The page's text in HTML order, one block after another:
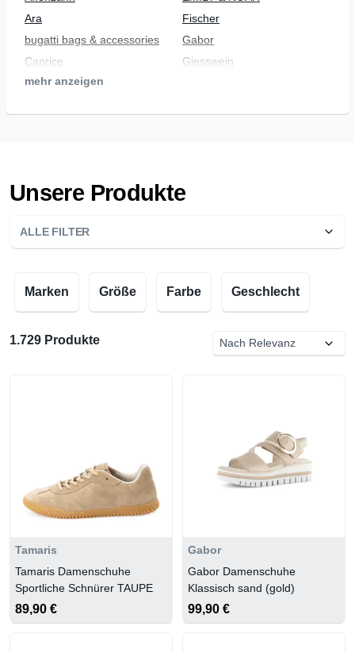
Ara
bugatti bags & accessories
Caprice
Däumling
Fischer
Gabor
Giesswein
Lowa
Mephisto
Ricosta
Semler
Skechers
VADO
Westland
mehr anzeigen
Unsere Produkte
ALLE FILTER
Marken Größe Farbe Geschlecht
1.729 Produkte
Tamaris
Tamaris Damenschuhe
Sportliche Schnürer TAUPE
89,90 €
Gabor
Gabor Damenschuhe
Klassisch sand (gold)
99,90 €